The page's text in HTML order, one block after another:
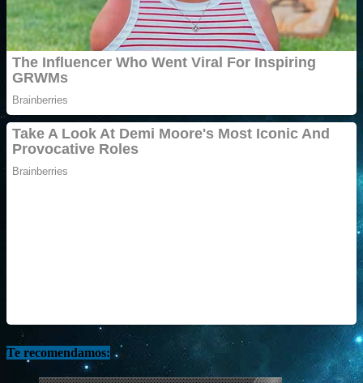
Te recomendamos: